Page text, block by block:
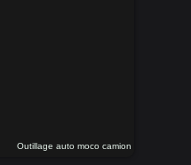
Outillage auto moco camion